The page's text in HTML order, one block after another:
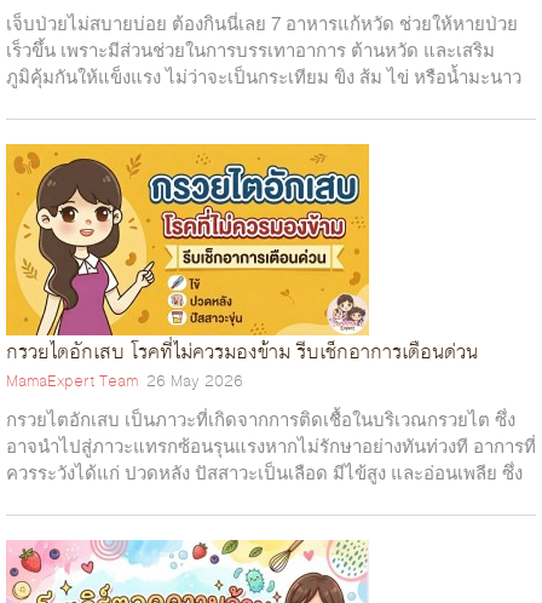
เจ็บป่วยไม่สบายบ่อย ต้องกินนี่เลย 7 อาหารแก้หวัด ช่วยให้หายป่วย
เร็วขึ้น เพราะมีส่วนช่วยในการบรรเทาอาการ ต้านหวัด และเสริม
ภูมิคุ้มกันให้แข็งแรง ไม่ว่าจะเป็นกระเทียม ขิง ส้ม ไข่ หรือน้ำมะนาว
กรวยไตอักเสบ โรคที่ไม่ควรมองข้าม รีบเช็กอาการเตือนด่วน
MamaExpert Team 26 May 2026
กรวยไตอักเสบ เป็นภาวะที่เกิดจากการติดเชื้อในบริเวณกรวยไต ซึ่ง
อาจนำไปสู่ภาวะแทรกซ้อนรุนแรงหากไม่รักษาอย่างทันท่วงที อาการที่
ควรระวังได้แก่ ปวดหลัง ปัสสาวะเป็นเลือด มีไข้สูง และอ่อนเพลีย ซึ่ง